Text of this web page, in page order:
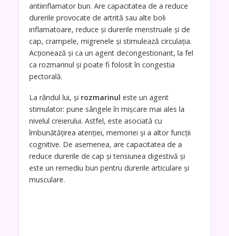
antiinflamator bun. Are capacitatea de a reduce
durerile provocate de artrită sau alte boli
inflamatoare, reduce și durerile menstruale și de
cap, crampele, migrenele și stimulează circulația.
Acționează și ca un agent decongestionant, la fel
ca rozmarinul și poate fi folosit în congestia
pectorală.
La rândul lui, și rozmarinul este un agent
stimulator: pune sângele în mișcare mai ales la
nivelul creierului. Astfel, este asociată cu
îmbunătățirea atenției, memoriei și a altor funcții
cognitive. De asemenea, are capacitatea de a
reduce durerile de cap și tensiunea digestivă și
este un remediu bun pentru durerile articulare și
musculare.